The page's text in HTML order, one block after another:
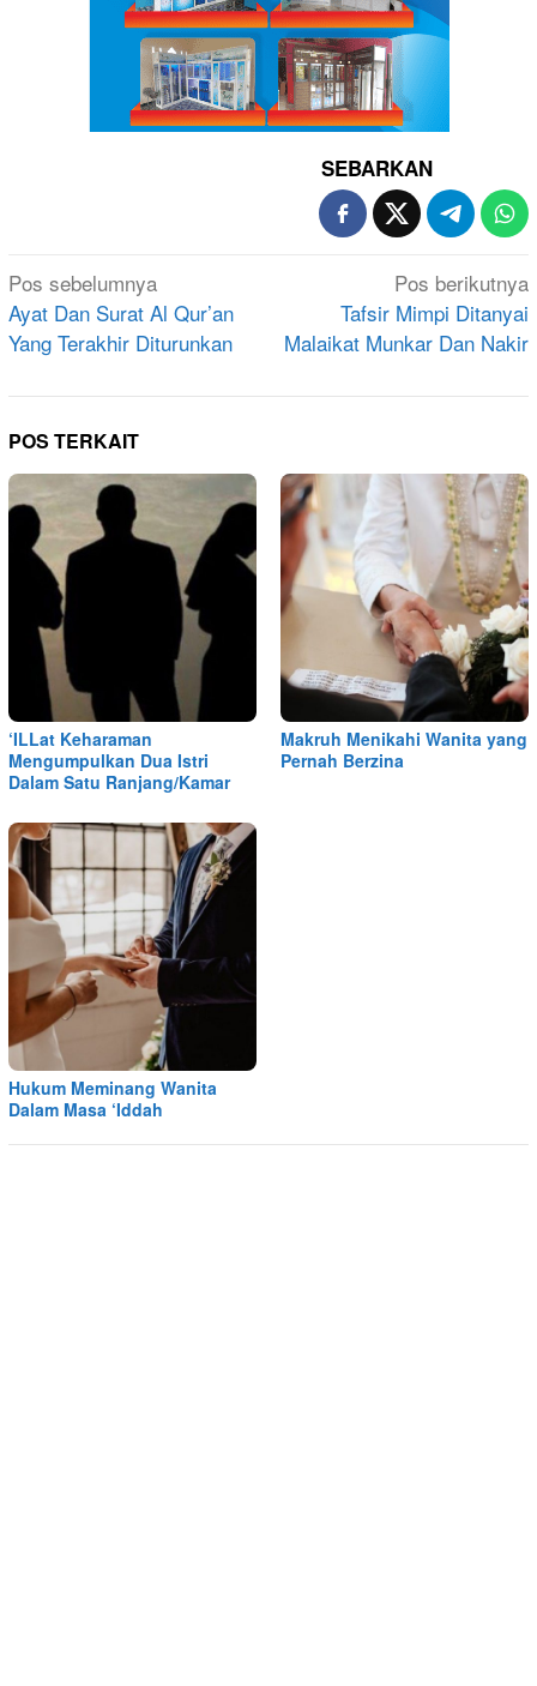
SEBARKAN
Navigasi
pos
Pos sebelumnya
Ayat Dan Surat Al Qur’an
Yang Terakhir Diturunkan
Pos berikutnya
Tafsir Mimpi Ditanyai
Malaikat Munkar Dan Nakir
POS TERKAIT
‘ILLat Keharaman
Mengumpulkan Dua Istri
Dalam Satu Ranjang/Kamar
Makruh Menikahi Wanita yang
Pernah Berzina
Hukum Meminang Wanita
Dalam Masa ‘Iddah